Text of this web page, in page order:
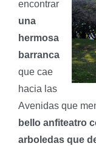
encontrar
una
hermosa
barranca
que cae
hacia las
Avenidas que
bello anfiteatro
arboledas que